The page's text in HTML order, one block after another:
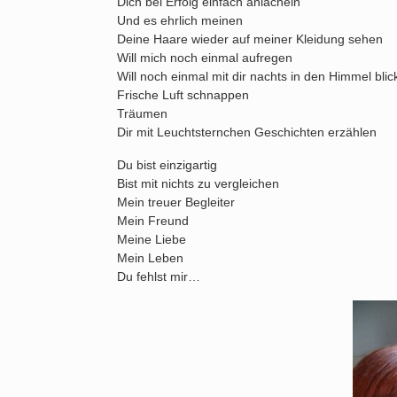
Und es ehrlich meinen
Deine Haare wieder auf meiner Kleidung sehen
Will mich noch einmal aufregen
Will noch einmal mit dir nachts in den Himmel
Frische Luft schnappen
Träumen
Dir mit Leuchtsternchen Geschichten erzählen
Du bist einzigartig
Bist mit nichts zu vergleichen
Mein treuer Begleiter
Mein Freund
Meine Liebe
Mein Leben
Du fehlst mir…